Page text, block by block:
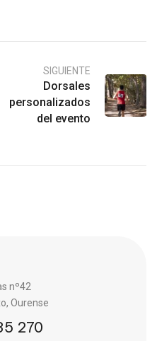
SIGUIENTE
Dorsales
personalizados
del evento
nº42
Ourense
270